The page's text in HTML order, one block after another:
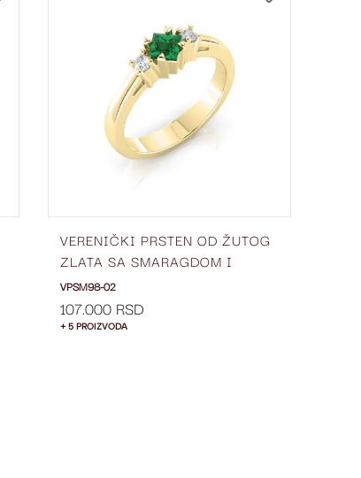
VERENIČKI PRSTEN OD ŽUTOG
ZLATA SA SMARAGDOM I
DIJAMANTIMA SA STRANE
VPSM98-02
VPSM98-02
107.000 RSD
+ 5 PROIZVODA